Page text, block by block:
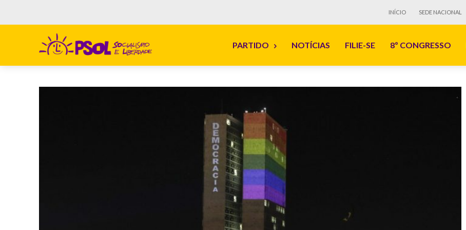
INÍCIO SEDE NACIONAL
PARTIDO NOTÍCIAS FILIE-SE 8º CONGRESSO